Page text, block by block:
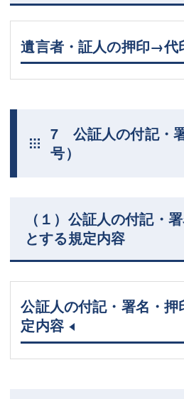
遺言者・証人の押印→代
7 公証人の付記・
号）
（１）公証人の付記・
とする規定内容
公証人の付記・署名・
定内容